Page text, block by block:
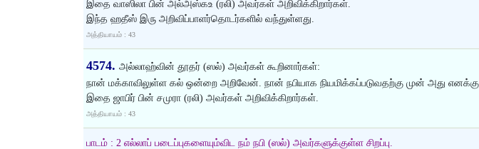
இதை வாஸிலா பின் அல்அஸ்கஉ (ரலி) அவர்கள் அறிவிக்கிறார்கள்.
இந்த ஹதீஸ் இரு அறிவிப்பாளர்தொடர்களில் வந்துள்ளது.
அத்தியாயம் : 43
4574. அல்லாஹ்வின் தூதர் (ஸல்) அவர்கள் கூறினார்கள்:
நான் மக்காவிலுள்ள கல் ஒன்றை அறிவேன். நான் நபியாக நியமிக்கப்படுவதற்கு முன் அது
இதை ஜாபிர் பின் சமுரா (ரலி) அவர்கள் அறிவிக்கிறார்கள்.
அத்தியாயம் : 43
பாடம் : 2 எல்லாப் படைப்புகளையும்விட நம் நபி (ஸல்) அவர்களுக்குள்ள சிறப்பு.